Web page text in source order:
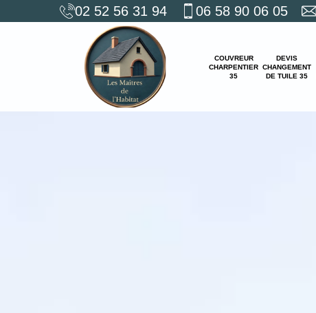
02 52 56 31 94 06 58 90 06 05
COUVREUR
CHARPENTIER
35
DEVIS
CHANGEMENT
DE TUILE 35